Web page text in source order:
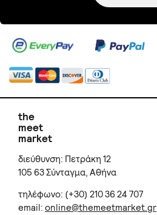
the
meet
market
διεύθυνση: Πετράκη 12
105 63 Σύνταγμα, Αθήνα
τηλέφωνο: (+30) 210 36 24 707
email: online@themeetmarket.gr